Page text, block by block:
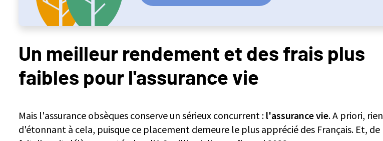
Un meilleur rendement et des frais plus
faibles pour l'assurance vie
Mais l'assurance obsèques conserve un sérieux concurrent : l'assurance vie. A priori, rien
d'étonnant à cela, puisque ce placement demeure le plus apprécié des Français. Et, de